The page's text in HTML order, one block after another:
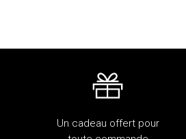
Un cadeau offert pour